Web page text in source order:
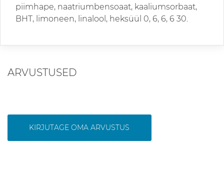
piimhape, naatriumbensoaat, kaaliumsorbaat,
BHT, limoneen, linalool, heksüül 0, 6, 6, 6 30.
ARVUSTUSED
KIRJUTAGE OMA ARVUSTUS